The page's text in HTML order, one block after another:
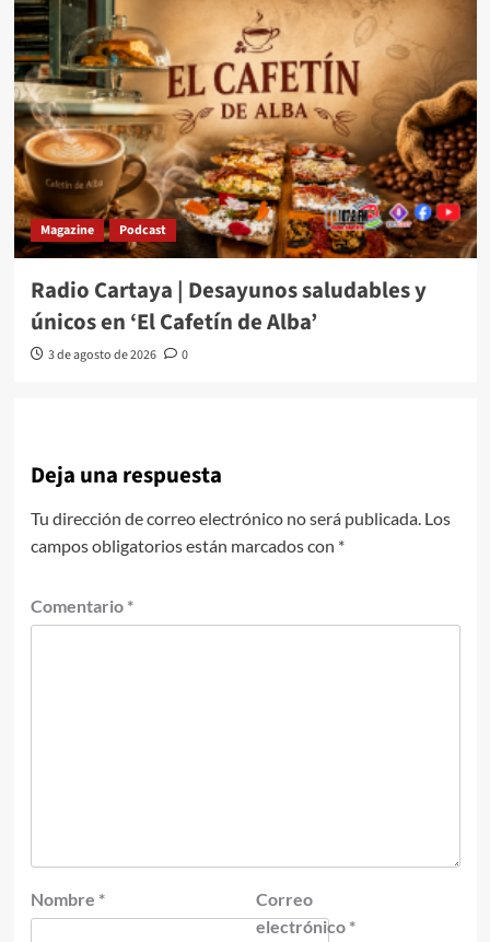
Magazine Podcast
Radio Cartaya | Desayunos saludables y
únicos en ‘El Cafetín de Alba’
3 de agosto de 2026 0
Deja una respuesta
Tu dirección de correo electrónico no será publicada. Los
campos obligatorios están marcados con *
Comentario *
Nombre *
Correo
electrónico *